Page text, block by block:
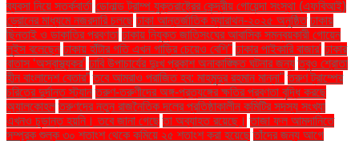
ব্যবসা নিয়ে সতর্কবার্তা ডোনাল্ড ট্রাম্প যুক্তরাষ্ট্রের কেন্দ্রীয় গোয়েন্দা সংস্থা (এফবিআই)
ড্রোনের মাধ্যমে নজরদারি চলছে ঢাকা আন্তর্জাতিক ম্যারাথন-২০২৫ অনুষ্ঠিত ঢাকায়
ছিনতাই ও ডাকাতির প্রবণতা ঢাকায় নিযুক্ত জাতিসংঘের আবাসিক সমন্বয়কারী গোয়েন
লুইস বলেছেন ঢাকায় হাঁটার গতি এখন গাড়ির চেয়েও বেশি'' ঢাকার পাইকারি বাজার' ঢাকার
বাতাস ‘অস্বাস্থ্যকর’ ঢাবি উপাচার্যের দুঃখ প্রকাশ অনাকাঙ্ক্ষিত ঘটনার জন্য তবুও শ্রোতা
হীন বাংলাদেশ বেতার” তবে আমরাও পরাজিত হব: মাহমুদুর রহমান মান্না" তরুণ ট্রাম্পের
চরিত্রে দুর্দান্ত স্ট্যান তরুণ-তরুণীদের অঙ্গ-প্রত্যঙ্গের ক্ষতির প্রবণতা বৃদ্ধি করছে
অ্যালকোহল তরুণদের নতুন রাজনৈতিক দলের প্রতিষ্ঠাকালীন কমিটির সদস্য সংখ্যা
এখনও চূড়ান্ত হয়নি। তবে জানা গেছে তা অব্যাহত রয়েছে। তাজা ফল আমদানিতে
সম্পূরক শুল্ক ৩০ শতাংশ থেকে কমিয়ে ২৫ শতাংশ করা হয়েছে তাঁদের জন্য আগে